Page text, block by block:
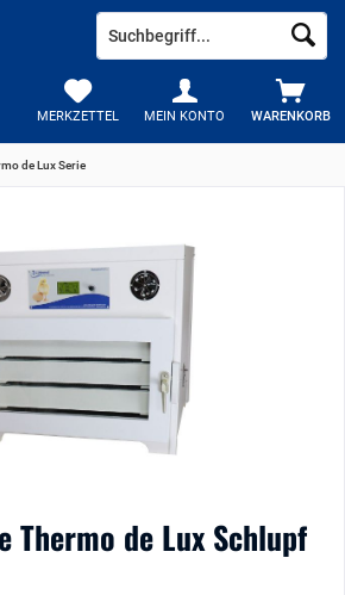
WARENKORB
MERKZETTEL MEIN KONTO
de Lux Serie
Thermo de Lux Schlupf